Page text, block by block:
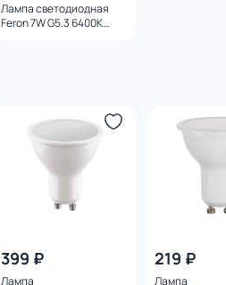
Лампа светодиодная
Feron 7W G5.3 6400K
399 ₽
Лампа
219 ₽
Лампа